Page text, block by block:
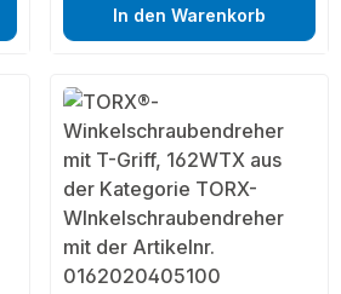
In den Warenkorb